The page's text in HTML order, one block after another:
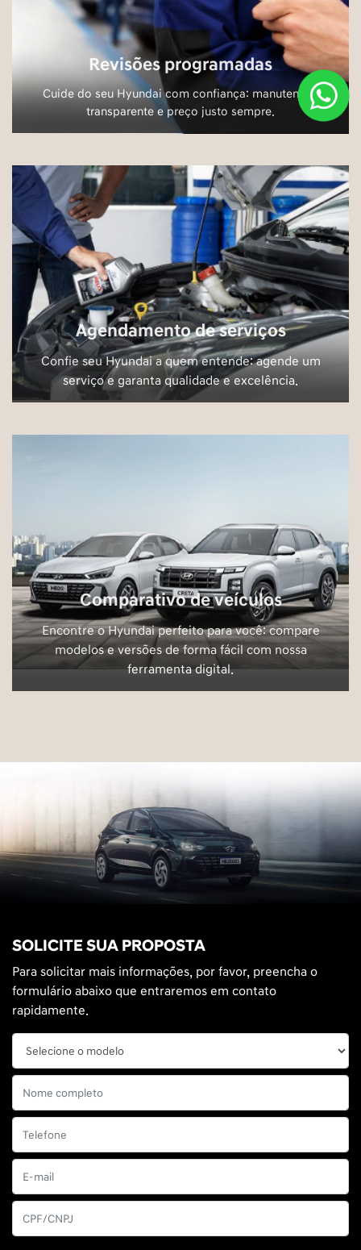
Revisões programadas
Cuide do seu Hyundai com confiança: manutenção
transparente e preço justo sempre.
Agendamento de serviços
Confie seu Hyundai a quem entende: agende um
serviço e garanta qualidade e excelência.
Comparativo de veículos
Encontre o Hyundai perfeito para você: compare
modelos e versões de forma fácil com nossa
ferramenta digital.
SOLICITE SUA PROPOSTA
Para solicitar mais informações, por favor, preencha o
formulário abaixo que entraremos em contato
rapidamente.